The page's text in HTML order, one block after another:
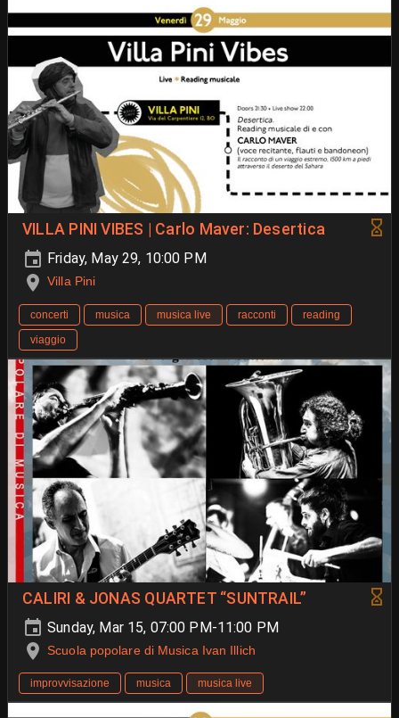
VILLA PINI VIBES | Carlo Maver: Desertica
Friday, May 29, 10:00 PM
Villa Pini
concerti musica musica live racconti
reading
viaggio
CALIRI & JONAS QUARTET “SUNTRAIL”
Sunday, Mar 15, 07:00 PM-11:00 PM
Scuola popolare di Musica Ivan Illich
improvvisazione musica musica live